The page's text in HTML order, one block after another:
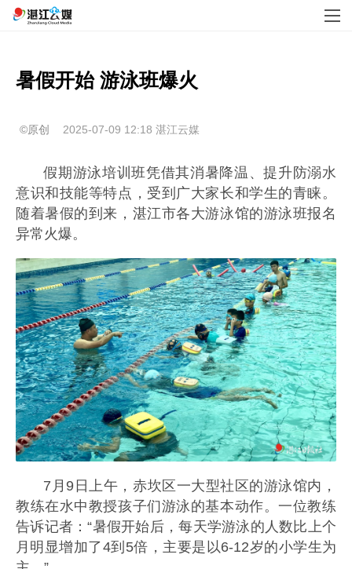
暑假开始 游泳班爆火
©原创 2025-07-09 12:18 湛江云媒
假期游泳培训班凭借其消暑降温、提升防溺水
意识和技能等特点，受到广大家长和学生的青睐。
随着暑假的到来，湛江市各大游泳馆的游泳班报名
异常火爆。
7月9日上午，赤坎区一大型社区的游泳馆内，
教练在水中教授孩子们游泳的基本动作。一位教练
告诉记者：“暑假开始后，每天学游泳的人数比上个
月明显增加了4到5倍，主要是以6-12岁的小学生为